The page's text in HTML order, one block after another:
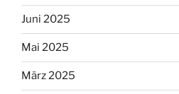
Juni 2025
Mai 2025
März 2025